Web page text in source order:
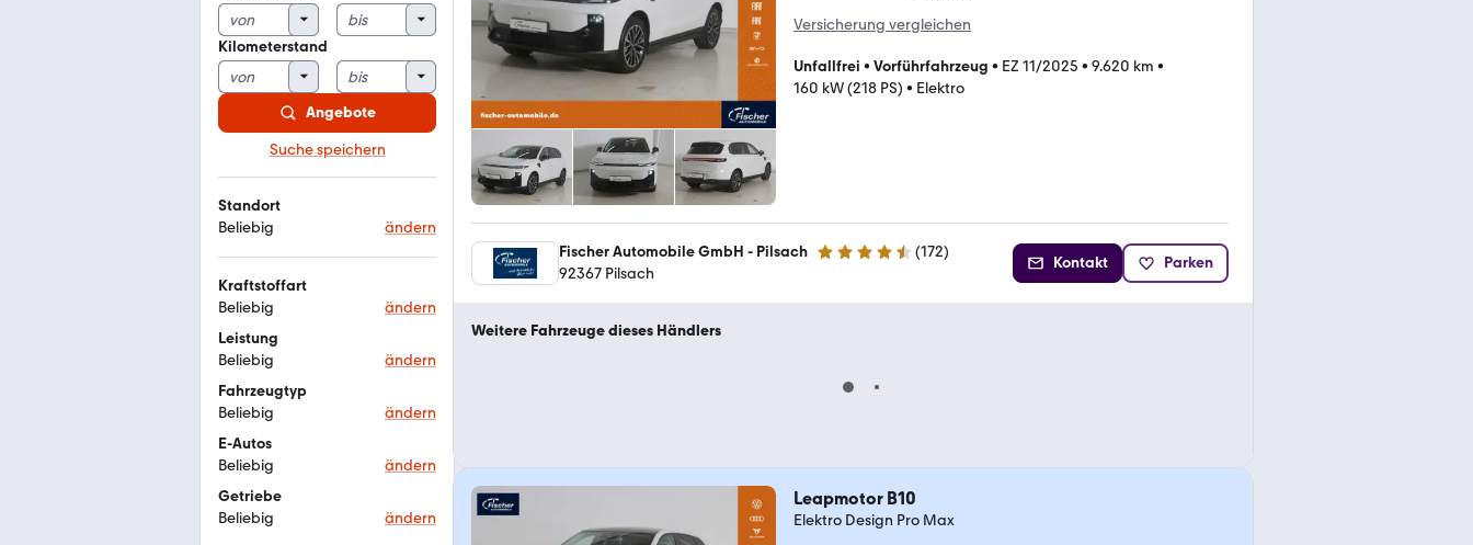
Kilometerstand
Angebote
Suche speichern
Standort
Beliebig
ändern
Kraftstoffart
Beliebig
ändern
Leistung
Beliebig
ändern
Fahrzeugtyp
Beliebig
ändern
E-Autos
Beliebig
ändern
Getriebe
Beliebig
ändern
Versicherung vergleichen
Unfallfrei • Vorführfahrzeug • EZ 11/2025 • 9.620 km •
160 kW (218 PS) • Elektro
Fischer Automobile GmbH - Pilsach 4.7 Sterne (172)
92367 Pilsach
Kontakt Parken
Weitere Fahrzeuge dieses Händlers
Leapmotor B10
Elektro Design Pro Max